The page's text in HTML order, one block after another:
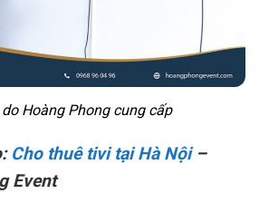
Hoàng Phong cung cấp
Cho thuê tivi tại Hà Nội–
Event